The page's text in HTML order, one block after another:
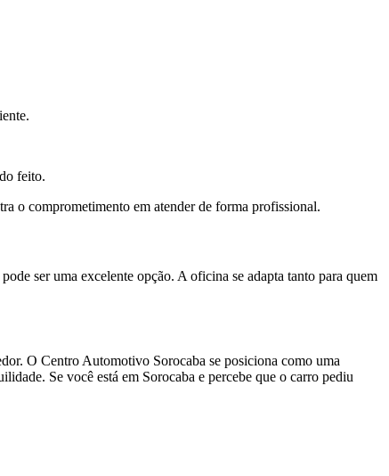
feito.
o comprometimento em atender de forma profissional.
ser uma excelente opção. A oficina se adapta tanto para quem
O Centro Automotivo Sorocaba se posiciona como uma
Se você está em Sorocaba e percebe que o carro pediu